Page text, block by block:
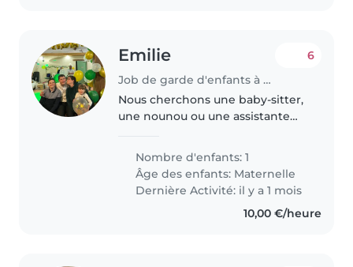
Emilie
Job de garde d'enfants à Gabat
6
Nous cherchons une baby-sitter,
une nounou ou une assistante
joueur. Il adore explorer et
apprendre de nouvelles choses...
Nombre d'enfants: 1
Âge des enfants: Maternelle
Dernière Activité: il y a 1 mois
10,00 €/heure